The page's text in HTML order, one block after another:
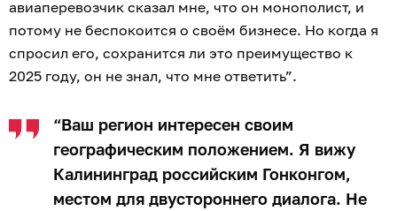
авиаперевозчик сказал мне, что он монополист, и
потому не беспокоится о своём бизнесе. Но когда я
спросил его, сохранится ли это преимущество к
2025 году, он не знал, что мне ответить”.
“Ваш регион интересен своим
географическим положением. Я вижу
Калининград российским Гонконгом,
местом для двустороннего диалога. Не